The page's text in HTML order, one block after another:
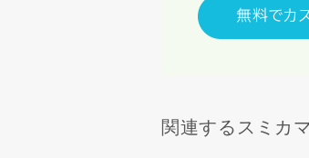
関連するスミカ